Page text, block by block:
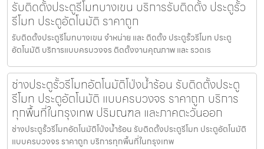
รับติดตั้งประตูรีโมทบางเขน บริการรับติดตั้ง ประตูรั้ว
รีโมท ประตูอัตโนมัติ ราคาถูก
รับติดตั้งประตูรีโมทบางเขน จำหน่าย และ ติดตั้ง ประตูรั้วรีโมท ประตู
อัตโนมัติ บริการแบบครบวงจร ติดตั้งงานคุณภาพ และ รวดเร
ช่างประตูรั้วรีโมทอัตโนมัติโป่งน้ำร้อน รับติดตั้งประตู
รีโมท ประตูอัตโนมัติ แบบครบวงจร ราคาถูก บริการ
ทุกพื้นที่ในกรุงเทพ ปริมณฑล และภาคตะวันออก
ช่างประตูรั้วรีโมทอัตโนมัติโป่งน้ำร้อน รับติดตั้งประตูรีโมท ประตูอัตโนมัติ
แบบครบวงจร ราคาถูก บริการทุกพื้นที่ในกรุงเทพ